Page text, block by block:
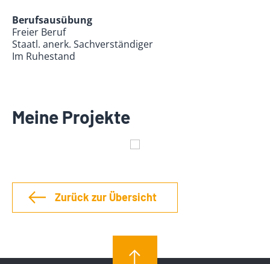
Berufsausübung
Freier Beruf
Staatl. anerk. Sachverständiger
Im Ruhestand
Meine Projekte
Zurück zur Übersicht